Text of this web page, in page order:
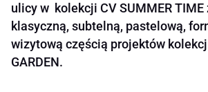
ulicy w kolekcji CV SUMMER TIME
klasyczną, subtelną, pastelową,
wizytową częścią projektów
GARDEN.